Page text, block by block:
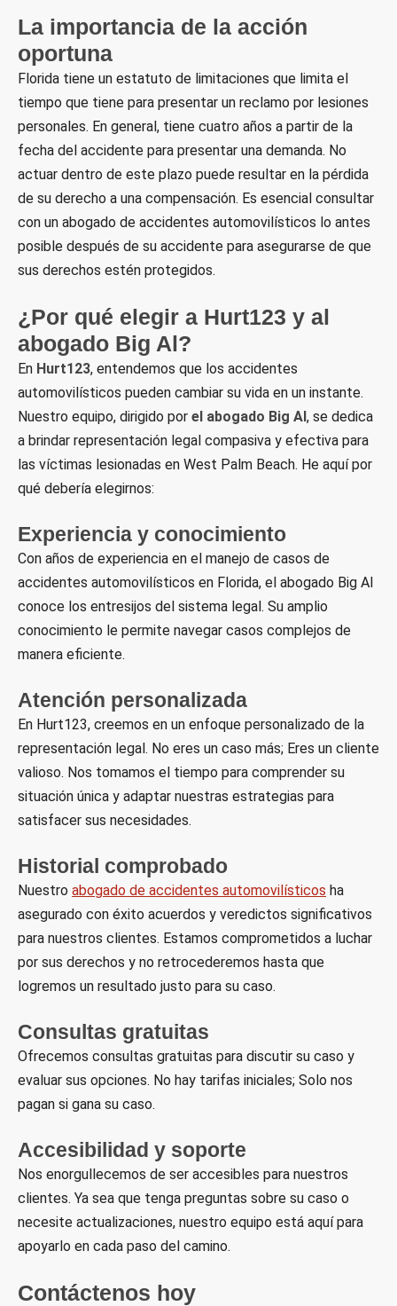
La importancia de la acción
oportuna
Florida tiene un estatuto de limitaciones que limita el
tiempo que tiene para presentar un reclamo por lesiones
personales. En general, tiene cuatro años a partir de la
fecha del accidente para presentar una demanda. No
actuar dentro de este plazo puede resultar en la pérdida
de su derecho a una compensación. Es esencial consultar
con un abogado de accidentes automovilísticos lo antes
posible después de su accidente para asegurarse de que
sus derechos estén protegidos.
¿Por qué elegir a Hurt123 y al
abogado Big Al?
En Hurt123, entendemos que los accidentes
automovilísticos pueden cambiar su vida en un instante.
Nuestro equipo, dirigido por el abogado Big Al, se dedica
a brindar representación legal compasiva y efectiva para
las víctimas lesionadas en West Palm Beach. He aquí por
qué debería elegirnos:
Experiencia y conocimiento
Con años de experiencia en el manejo de casos de
accidentes automovilísticos en Florida, el abogado Big Al
conoce los entresijos del sistema legal. Su amplio
conocimiento le permite navegar casos complejos de
manera eficiente.
Atención personalizada
En Hurt123, creemos en un enfoque personalizado de la
representación legal. No eres un caso más; Eres un cliente
valioso. Nos tomamos el tiempo para comprender su
situación única y adaptar nuestras estrategias para
satisfacer sus necesidades.
Historial comprobado
Nuestro abogado de accidentes automovilísticos ha
asegurado con éxito acuerdos y veredictos significativos
para nuestros clientes. Estamos comprometidos a luchar
por sus derechos y no retrocederemos hasta que
logremos un resultado justo para su caso.
Consultas gratuitas
Ofrecemos consultas gratuitas para discutir su caso y
evaluar sus opciones. No hay tarifas iniciales; Solo nos
pagan si gana su caso.
Accesibilidad y soporte
Nos enorgullecemos de ser accesibles para nuestros
clientes. Ya sea que tenga preguntas sobre su caso o
necesite actualizaciones, nuestro equipo está aquí para
apoyarlo en cada paso del camino.
Contáctenos hoy